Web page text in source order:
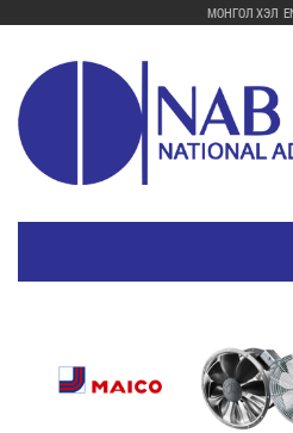
МОНГОЛ ХЭЛ